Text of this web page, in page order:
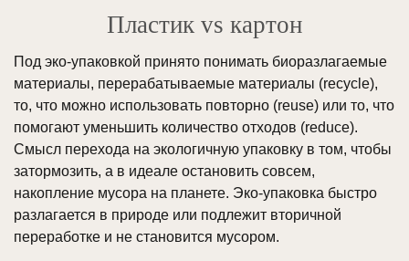
Пластик vs картон
Под эко-упаковкой принято понимать биоразлагаемые
материалы, перерабатываемые материалы (recycle),
то, что можно использовать повторно (reuse) или то, что
помогают уменьшить количество отходов (reduce).
Смысл перехода на экологичную упаковку в том, чтобы
затормозить, а в идеале остановить совсем,
накопление мусора на планете. Эко-упаковка быстро
разлагается в природе или подлежит вторичной
переработке и не становится мусором.